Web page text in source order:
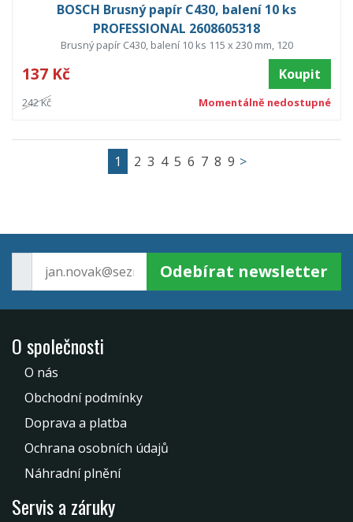
BOSCH Brusný papír C430, balení 10 ks
PROFESSIONAL 2608605318
Brusný papír C430, balení 10 ks 115 x 230 mm, 120
137 Kč Koupit
242 Kč Momentálně nedostupné
1 2 3 4 5 6 7 8 9 >
Odebírat newsletter
O společnosti
O nás
Obchodní podmínky
Doprava a platba
Ochrana osobních údajů
Náhradní plnění
Servis a záruky